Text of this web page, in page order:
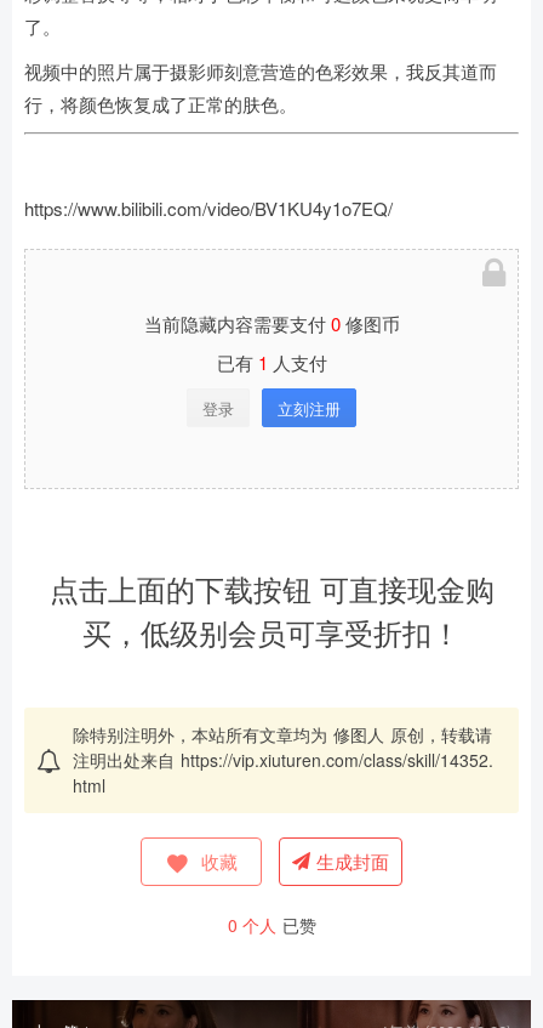
了。
视频中的照片属于摄影师刻意营造的色彩效果，我反其道而
行，将颜色恢复成了正常的肤色。
https://www.bilibili.com/video/BV1KU4y1o7EQ/
当前隐藏内容需要支付0修图币
已有 1 人支付
登录 立刻注册
点击上面的下载按钮 可直接现金购
买，低级别会员可享受折扣！
除特别注明外，本站所有文章均为 修图人 原创，转载请
注明出处来自 https://vip.xiuturen.com/class/skill/14352.
html
收藏 生成封面
0 个人 已赞